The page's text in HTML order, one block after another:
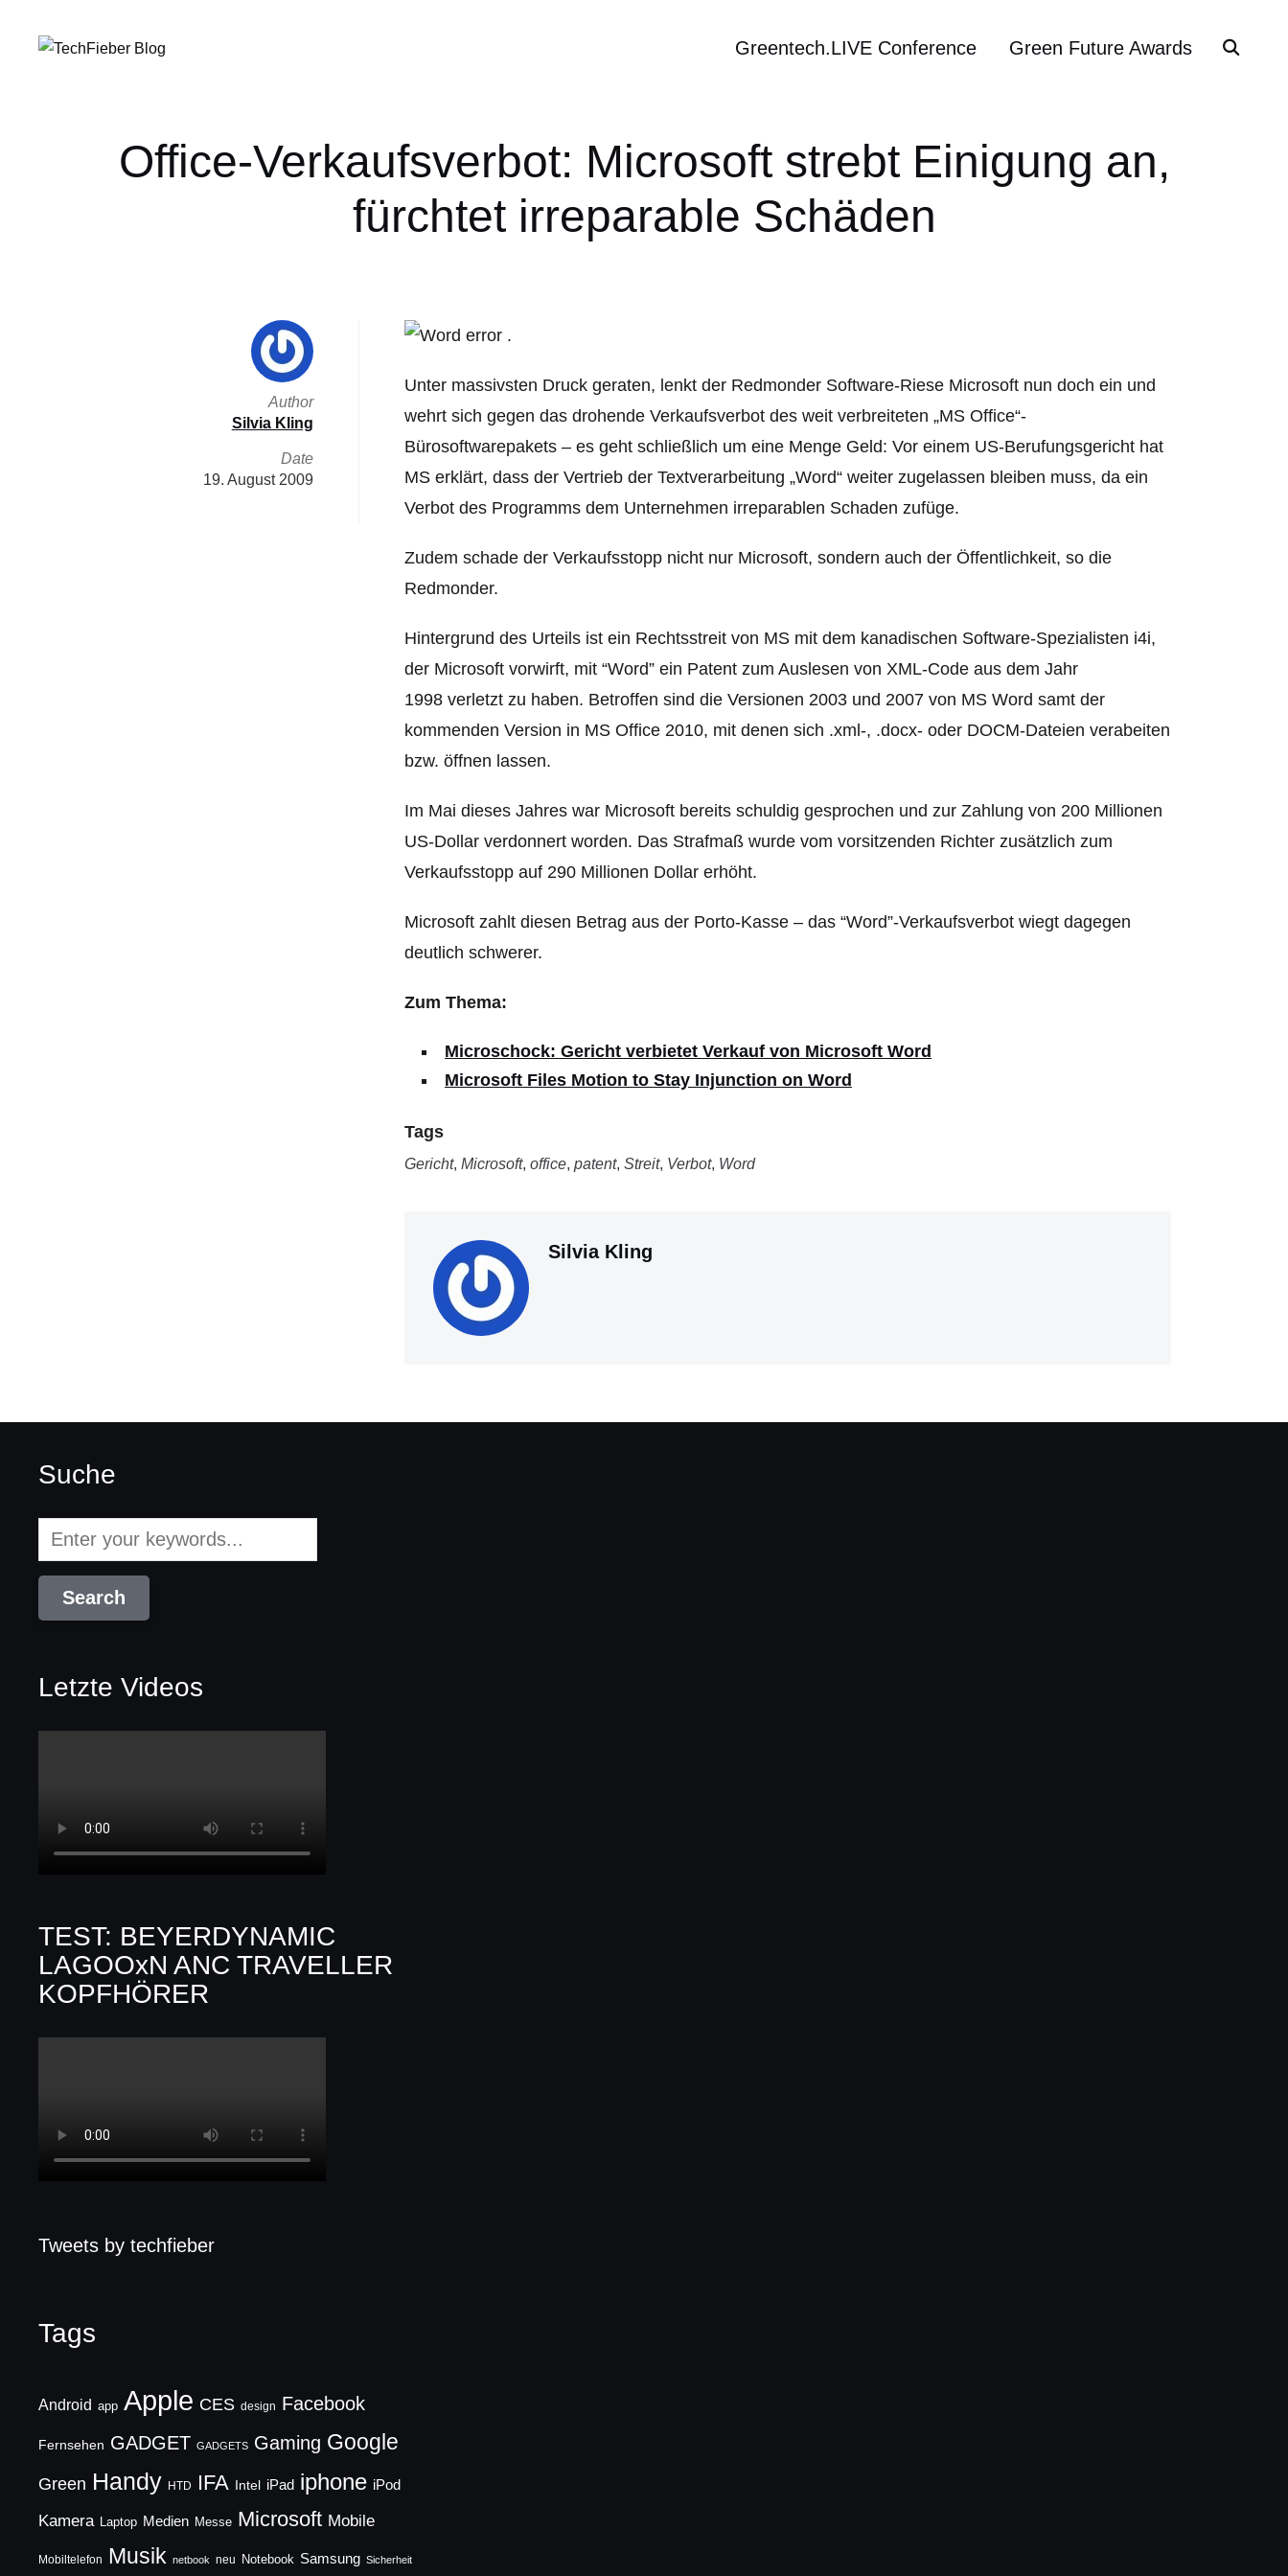
Greentech.LIVE Conference Green Future Awards
Office-Verkaufsverbot: Microsoft strebt Einigung an,
fürchtet irreparable Schäden
Unter massivsten Druck geraten, lenkt der Redmonder Software-Riese Microsoft nun doch ein und
wehrt sich gegen das drohende Verkaufsverbot des weit verbreiteten „MS Office“-
Bürosoftwarepakets – es geht schließlich um eine Menge Geld: Vor einem US-Berufungsgericht hat
MS erklärt, dass der Vertrieb der Textverarbeitung „Word“ weiter zugelassen bleiben muss, da ein
Verbot des Programms dem Unternehmen irreparablen Schaden zufüge.
Zudem schade der Verkaufsstopp nicht nur Microsoft, sondern auch der Öffentlichkeit, so die
Redmonder.
Hintergrund des Urteils ist ein Rechtsstreit von MS mit dem kanadischen Software-Spezialisten i4i,
der Microsoft vorwirft, mit “Word” ein Patent zum Auslesen von XML-Code aus dem Jahr
1998 verletzt zu haben. Betroffen sind die Versionen 2003 und 2007 von MS Word samt der
kommenden Version in MS Office 2010, mit denen sich .xml-, .docx- oder DOCM-Dateien verabeiten
bzw. öffnen lassen.
Im Mai dieses Jahres war Microsoft bereits schuldig gesprochen und zur Zahlung von 200 Millionen
US-Dollar verdonnert worden. Das Strafmaß wurde vom vorsitzenden Richter zusätzlich zum
Verkaufsstopp auf 290 Millionen Dollar erhöht.
Microsoft zahlt diesen Betrag aus der Porto-Kasse – das “Word”-Verkaufsverbot wiegt dagegen
deutlich schwerer.
Zum Thema:
Microschock: Gericht verbietet Verkauf von Microsoft Word
Microsoft Files Motion to Stay Injunction on Word
Tags
Gericht, Microsoft, office, patent, Streit, Verbot, Word
Silvia Kling
Author
Silvia Kling
Date
19. August 2009
Suche
Letzte Videos
TEST: BEYERDYNAMIC
LAGOOxN ANC TRAVELLER
KOPFHÖRER
Tweets by techfieber
Tags
Android app Apple CES design Facebook
Fernsehen GADGET GADGETS Gaming Google
Green Handy HTD IFA Intel iPad iphone iPod
Kamera Laptop Medien Messe Microsoft Mobile
Mobiltelefon Musik netbook neu Notebook Samsung Sicherheit